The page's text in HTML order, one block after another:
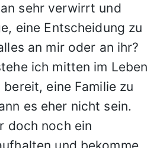
sehr verwirrt und
eine Entscheidung zu
an mir oder an ihr?
ich mitten im Leben
eine Familie zu
es eher nicht sein.
doch noch ein